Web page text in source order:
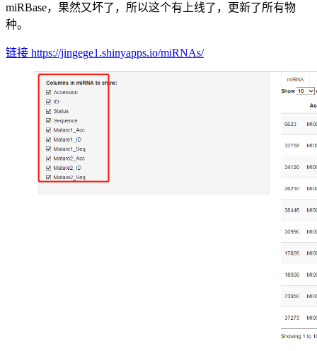
miRBase，果然又坏了，所以这个有上线了，更新了所有物
种。
链接 https://jingege1.shinyapps.io/miRNAs/